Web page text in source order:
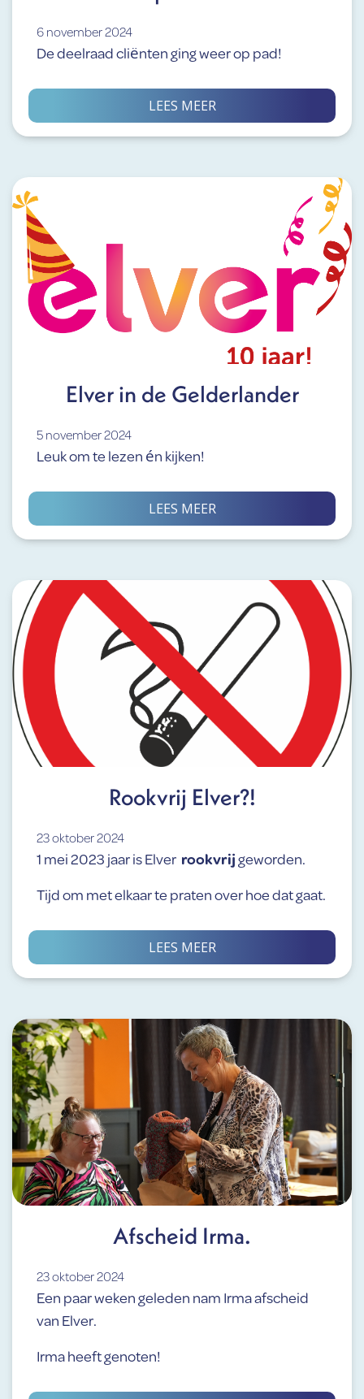
6 november 2024
De deelraad cliënten ging weer op pad!
LEES MEER
Elver in de Gelderlander
5 november 2024
Leuk om te lezen én kijken!
LEES MEER
Rookvrij Elver?!
23 oktober 2024
1 mei 2023 jaar is Elver rookvrijgeworden.
Tijd om met elkaar te praten over hoe dat gaat.
LEES MEER
Afscheid Irma.
23 oktober 2024
Een paar weken geleden nam Irma afscheid
van Elver.
Irma heeft genoten!